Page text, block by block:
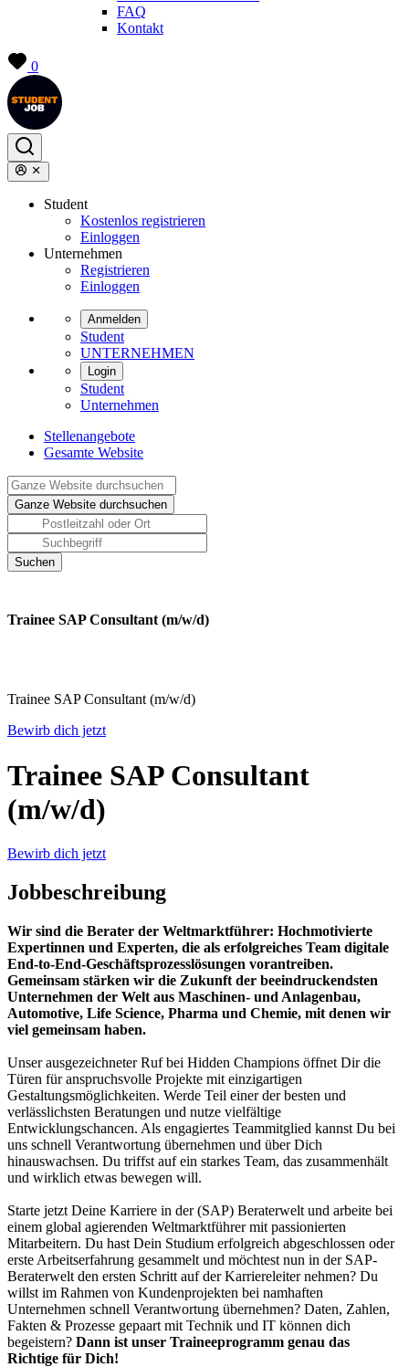
FAQ
Kontakt
0
Student
Kostenlos registrieren
Einloggen
Unternehmen
Registrieren
Einloggen
Anmelden
Student
UNTERNEHMEN
Login
Student
Unternehmen
Stellenangebote
Gesamte Website
Trainee SAP Consultant (m/w/d)
Trainee SAP Consultant (m/w/d)
Bewirb dich jetzt
Trainee SAP Consultant
(m/w/d)
Bewirb dich jetzt
Jobbeschreibung
Wir sind die Berater der Weltmarktführer: Hochmotivierte
Expertinnen und Experten, die als erfolgreiches Team digitale
End-to-End-Geschäftsprozesslösungen vorantreiben.
Gemeinsam stärken wir die Zukunft der beeindruckendsten
Unternehmen der Welt aus Maschinen- und Anlagenbau,
Automotive, Life Science, Pharma und Chemie, mit denen wir
viel gemeinsam haben.
Unser ausgezeichneter Ruf bei Hidden Champions öffnet Dir die
Türen für anspruchsvolle Projekte mit einzigartigen
Gestaltungsmöglichkeiten. Werde Teil einer der besten und
verlässlichsten Beratungen und nutze vielfältige
Entwicklungschancen. Als engagiertes Teammitglied kannst Du bei
uns schnell Verantwortung übernehmen und über Dich
hinauswachsen. Du triffst auf ein starkes Team, das zusammenhält
und wirklich etwas bewegen will.
Starte jetzt Deine Karriere in der (SAP) Beraterwelt und arbeite bei
einem global agierenden Weltmarktführer mit passionierten
Mitarbeitern. Du hast Dein Studium erfolgreich abgeschlossen oder
erste Arbeitserfahrung gesammelt und möchtest nun in der SAP-
Beraterwelt den ersten Schritt auf der Karriereleiter nehmen? Du
willst im Rahmen von Kundenprojekten bei namhaften
Unternehmen schnell Verantwortung übernehmen? Daten, Zahlen,
Fakten & Prozesse gepaart mit Technik und IT können dich
begeistern? Dann ist unser Traineeprogramm genau das
Richtige für Dich!